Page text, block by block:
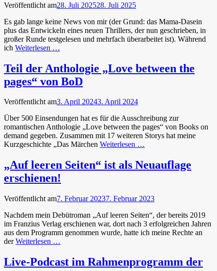
Veröffentlicht am28. Juli 202528. Juli 2025
Es gab lange keine News von mir (der Grund: das Mama-Dasein
plus das Entwickeln eines neuen Thrillers, der nun geschrieben, in
großer Runde testgelesen und mehrfach überarbeitet ist). Während
ich Weiterlesen …
Teil der Anthologie „Love between the
pages“ von BoD
Veröffentlicht am3. April 20243. April 2024
Über 500 Einsendungen hat es für die Ausschreibung zur
romantischen Anthologie „Love between the pages“ von Books on
demand gegeben. Zusammen mit 17 weiteren Storys hat meine
Kurzgeschichte „Das Märchen Weiterlesen …
„Auf leeren Seiten“ ist als Neuauflage
erschienen!
Veröffentlicht am7. Februar 20237. Februar 2023
Nachdem mein Debütroman „Auf leeren Seiten“, der bereits 2019
im Franzius Verlag erschienen war, dort nach 3 erfolgreichen Jahren
aus dem Programm genommen wurde, hatte ich meine Rechte an
derWeiterlesen …
Live-Podcast im Rahmenprogramm der